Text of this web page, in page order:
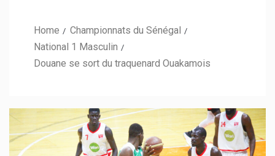
Home
Championnats du Sénégal
National 1 Masculin
Douane se sort du traquenard Ouakamois